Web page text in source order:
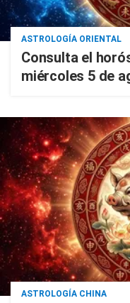
ASTROLOGÍA ORIENTAL
Consulta el
miércoles 5 de
ASTROLOGÍA CHINA